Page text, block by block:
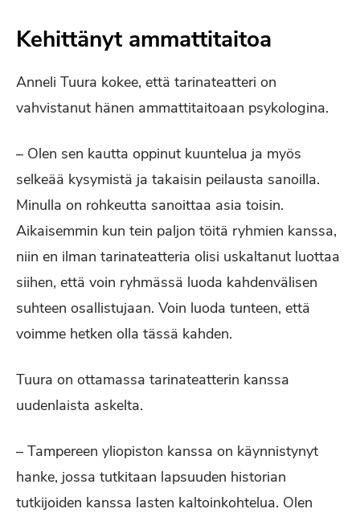
Kehittänyt ammattitaitoa
Anneli Tuura kokee, että tarinateatteri on
vahvistanut hänen ammattitaitoaan psykologina.
– Olen sen kautta oppinut kuuntelua ja myös
selkeää kysymistä ja takaisin peilausta sanoilla.
Minulla on rohkeutta sanoittaa asia toisin.
Aikaisemmin kun tein paljon töitä ryhmien kanssa,
niin en ilman tarinateatteria olisi uskaltanut luottaa
siihen, että voin ryhmässä luoda kahdenvälisen
suhteen osallistujaan. Voin luoda tunteen, että
voimme hetken olla tässä kahden.
Tuura on ottamassa tarinateatterin kanssa
uudenlaista askelta.
– Tampereen yliopiston kanssa on käynnistynyt
hanke, jossa tutkitaan lapsuuden historian
tutkijoiden kanssa lasten kaltoinkohtelua. Olen